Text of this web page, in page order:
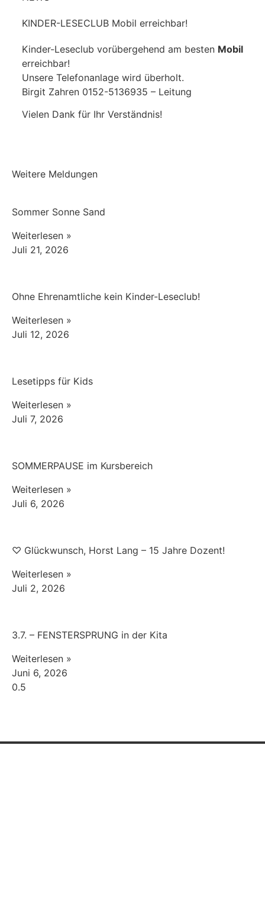
KINDER-LESECLUB Mobil erreichbar!
Kinder-Leseclub vorübergehend am besten Mobil
erreichbar!
Unsere Telefonanlage wird überholt.
Birgit Zahren 0152-5136935 – Leitung
Vielen Dank für Ihr Verständnis!
Weitere Meldungen
Sommer Sonne Sand
Weiterlesen »
Juli 21, 2026
Ohne Ehrenamtliche kein Kinder-Leseclub!
Weiterlesen »
Juli 12, 2026
Lesetipps für Kids
Weiterlesen »
Juli 7, 2026
SOMMERPAUSE im Kursbereich
Weiterlesen »
Juli 6, 2026
♡ Glückwunsch, Horst Lang – 15 Jahre Dozent!
Weiterlesen »
Juli 2, 2026
3.7. – FENSTERSPRUNG in der Kita
Weiterlesen »
Juni 6, 2026